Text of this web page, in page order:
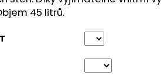
45 litrů.